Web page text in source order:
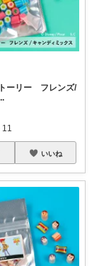
トーリー フレンズ/
11
いいね